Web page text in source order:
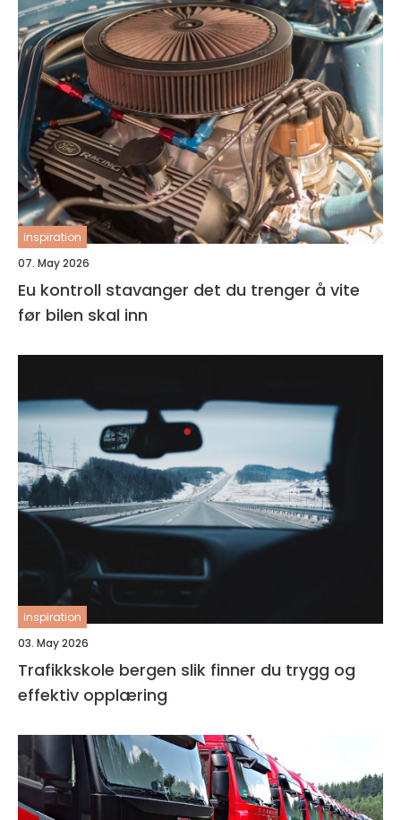
inspiration
07. May 2026
Eu kontroll stavanger det du trenger å vite
før bilen skal inn
inspiration
03. May 2026
Trafikkskole bergen slik finner du trygg og
effektiv opplæring